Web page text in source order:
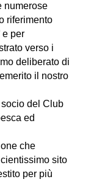
numerose
riferimento
e per
verso i
deliberato di
il nostro
del Club
ed
che
sito
per più